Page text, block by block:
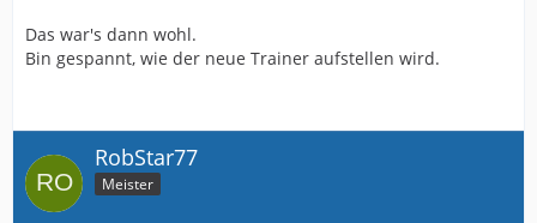
Das war's dann wohl.
Bin gespannt, wie der neue Trainer aufstellen wird.
RobStar77
Meister